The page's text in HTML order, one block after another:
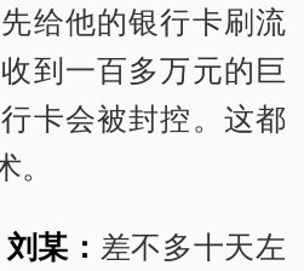
给他的银行卡刷流
到一百多万元的巨
卡会被封控。这都
某： 差不多十天左